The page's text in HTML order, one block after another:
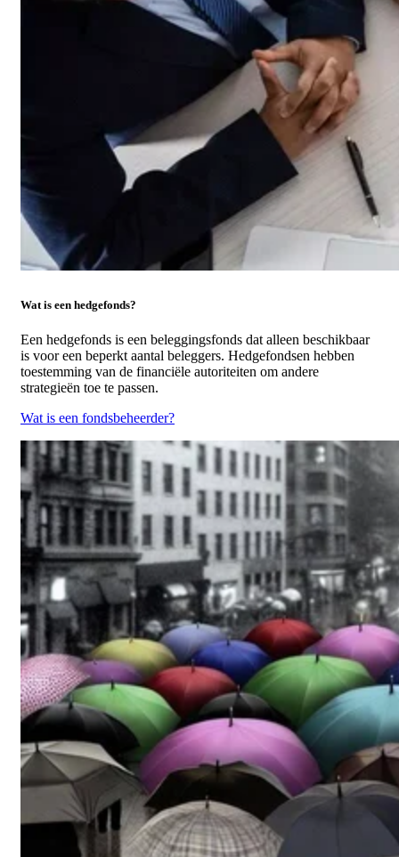
Wat is een hedgefonds?
Een hedgefonds is een beleggingsfonds dat alleen beschikbaar
is voor een beperkt aantal beleggers. Hedgefondsen hebben
toestemming van de financiële autoriteiten om andere
strategieën toe te passen.
Wat is een fondsbeheerder?